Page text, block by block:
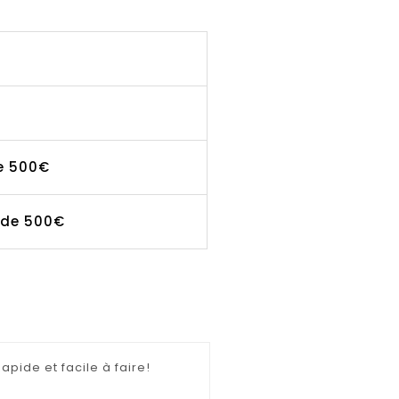
500€
500€
et facile à faire!